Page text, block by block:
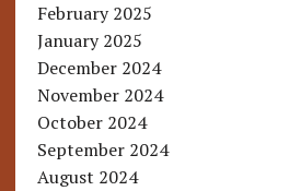
February 2025
January 2025
December 2024
November 2024
October 2024
September 2024
August 2024